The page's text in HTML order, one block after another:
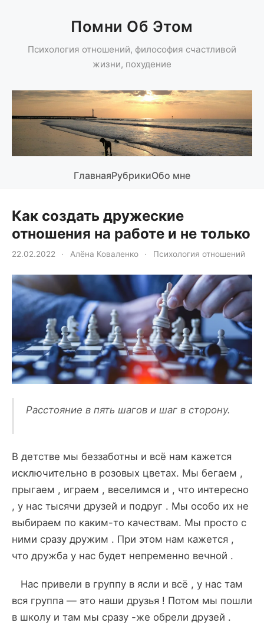
Помни Об Этом
Психология отношений, философия счастливой
жизни, похудение
ГлавнаяРубрикиОбо мне
Как создать дружеские
отношения на работе и не только
22.02.2022 · Алёна Коваленко · Психология отношений
Расстояние в пять шагов и шаг в сторону.
В детстве мы беззаботны и всё нам кажется
исключительно в розовых цветах. Мы бегаем ,
прыгаем , играем , веселимся и , что интересно
, у нас тысячи друзей и подруг . Мы особо их не
выбираем по каким-то качествам. Мы просто с
ними сразу дружим . При этом нам кажется ,
что дружба у нас будет непременно вечной .
Нас привели в группу в ясли и всё , у нас там
вся группа — это наши друзья ! Потом мы пошли
в школу и там мы сразу -же обрели друзей .